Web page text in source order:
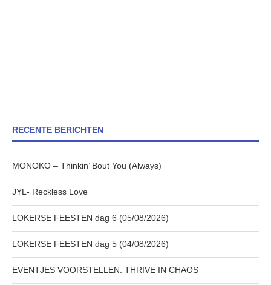
RECENTE BERICHTEN
MONOKO – Thinkin’ Bout You (Always)
JYL- Reckless Love
LOKERSE FEESTEN dag 6 (05/08/2026)
LOKERSE FEESTEN dag 5 (04/08/2026)
EVENTJES VOORSTELLEN: THRIVE IN CHAOS